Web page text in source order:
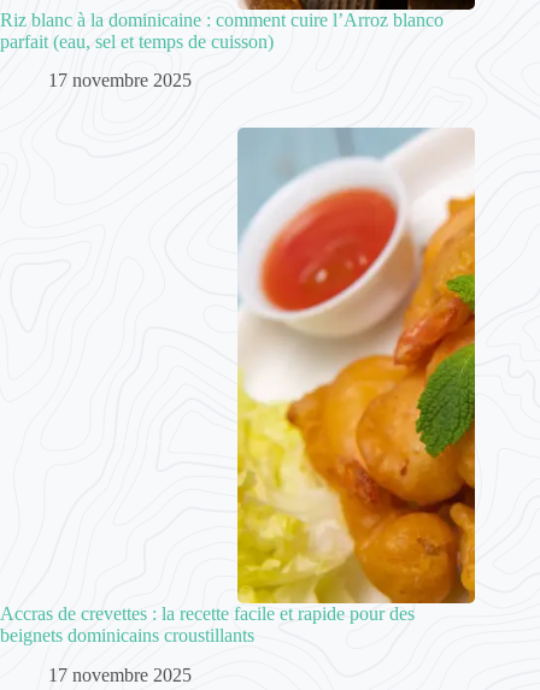
Riz blanc à la dominicaine : comment cuire l’Arroz blanco
parfait (eau, sel et temps de cuisson)
17 novembre 2025
Accras de crevettes : la recette facile et rapide pour des
beignets dominicains croustillants
17 novembre 2025